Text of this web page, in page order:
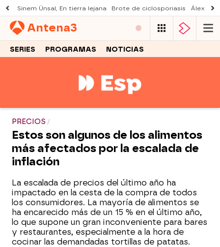
Sinem Ünsal, En tierra lejana Brote de ciclosporiasis Álex
Antena3
SERIES PROGRAMAS NOTICIAS
PRECIOS
Estos son algunos de los alimentos
más afectados por la escalada de
inflación
La escalada de precios del último año ha
impactado en la cesta de la compra de todos
los consumidores. La mayoría de alimentos se
ha encarecido más de un 15 % en el último año,
lo que supone un gran inconveniente para bares
y restaurantes, especialmente a la hora de
cocinar las demandadas tortillas de patatas.